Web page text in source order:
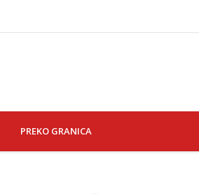
PREKO GRANICA